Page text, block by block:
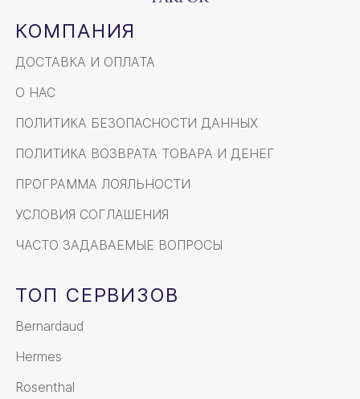
КОМПАНИЯ
ДОСТАВКА И ОПЛАТА
О НАС
ПОЛИТИКА БЕЗОПАСНОСТИ ДАННЫХ
ПОЛИТИКА ВОЗВРАТА ТОВАРА И ДЕНЕГ
ПРОГРАММА ЛОЯЛЬНОСТИ
УСЛОВИЯ СОГЛАШЕНИЯ
ЧАСТО ЗАДАВАЕМЫЕ ВОПРОСЫ
ТОП СЕРВИЗОВ
Bernardaud
Hermes
Rosenthal